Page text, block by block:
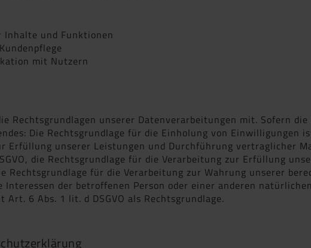
Inhalte und Funktionen
mit Nutzern
Rechtsgrundlagen unserer Datenverarbeitungen mit. Sofern
Die Rechtsgrundlage für die Einholung von Einwilligungen
Erfüllung unserer Leistungen und Durchführung vertraglicher
die Rechtsgrundlage für die Verarbeitung zur Erfüllung
Rechtsgrundlage für die Verarbeitung zur Wahrung unserer
Interessen der betroffenen Person oder einer anderen
6 Abs. 1 lit. d DSGVO als Rechtsgrundlage.